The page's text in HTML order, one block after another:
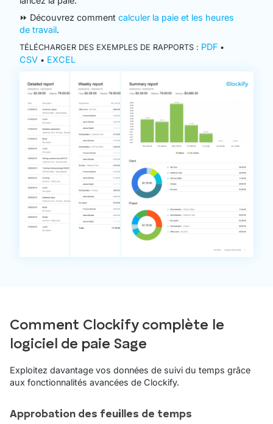
⏩ Découvrez comment calculer la paie et les heures
de travail.
TÉLÉCHARGER DES EXEMPLES DE RAPPORTS : PDF •
CSV • EXCEL
Comment Clockify complète le
logiciel de paie Sage
Exploitez davantage vos données de suivi du temps grâce
aux fonctionnalités avancées de Clockify.
Approbation des feuilles de temps